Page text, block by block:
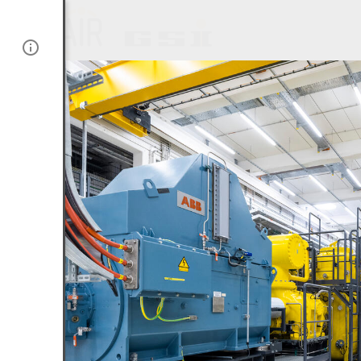
Datenschutz Kontakt Nutzungsbedingungen